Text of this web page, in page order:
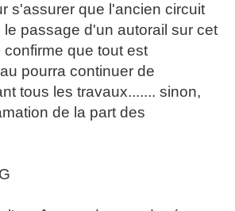
s'assurer que l'ancien circuit
passage d'un autorail sur cet
que tout est
pourra continuer de
tous les travaux....... sinon,
de la part des